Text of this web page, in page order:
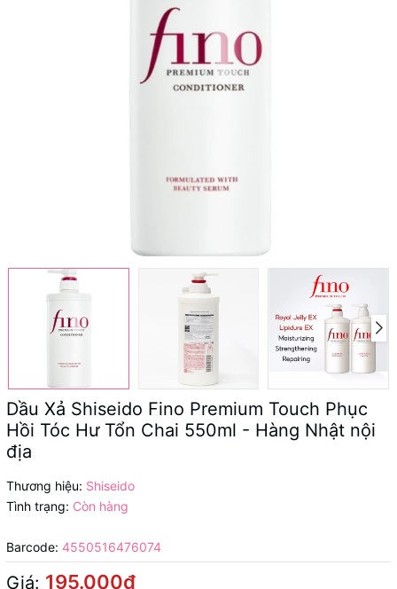
Dầu Xả Shiseido Fino Premium Touch Phục
Hồi Tóc Hư Tổn Chai 550ml - Hàng Nhật nội
địa
Thương hiệu: Shiseido
Tình trạng: Còn hàng
Barcode: 4550516476074
Giá: 195.000₫